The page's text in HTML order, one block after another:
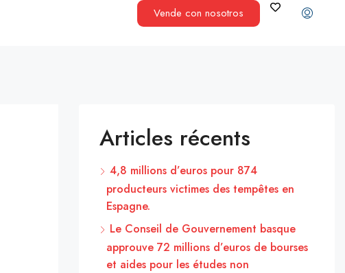
Vende con nosotros
Articles récents
4,8 millions d’euros pour 874
producteurs victimes des tempêtes en
Espagne.
Le Conseil de Gouvernement basque
approuve 72 millions d’euros de bourses
et aides pour les études non